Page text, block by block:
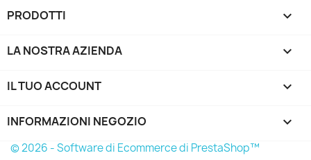
PRODOTTI 
LA NOSTRA AZIENDA 
IL TUO ACCOUNT 
INFORMAZIONI NEGOZIO keyboard_arrow_down
© 2026 - Software di Ecommerce di PrestaShop™